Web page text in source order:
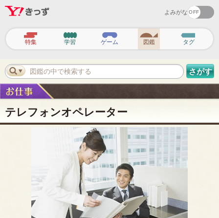
よみがな
ビ
ゲ
ー
シ
ョ
ン
特集 学習 ゲーム 図鑑 タグ
図鑑の中で検索する さがす
テレフォンオペレーター